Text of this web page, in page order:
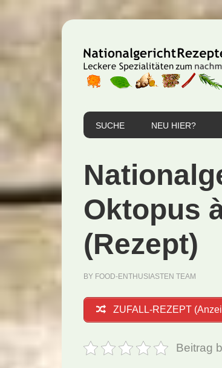
Hauptnavigation
SUCHE NEU HIER?
Oktopus
(Rezept)
BY FOOD-ENTHUSIASTEN TEAM
ZUFALL-REZEPT
Beitrag